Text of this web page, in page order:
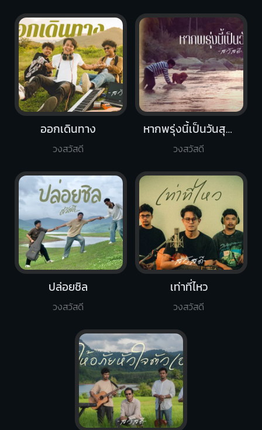
ออกเดินทาง
วงสวัสดี
เท่าที่ไหว
วงสวัสดี
หากพรุ่งนี้เป็นวันสุดท้าย
วงสวัสดี
ปล่อยชิล
วงสวัสดี